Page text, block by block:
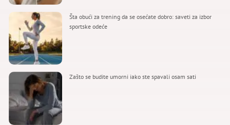
Šta obući za trening da se osećate dobro: saveti za izbor
sportske odeće
Zašto se budite umorni iako ste spavali osam sati